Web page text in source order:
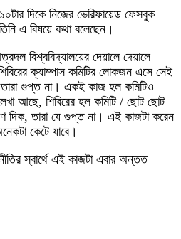
দিকে নিজের ভেরিফায়েড ফেসবুক
এ বিষয়ে কথা বলেছেন।
বিশ্ববিদ্যালয়ের দেয়ালে দেয়ালে
ক্যাম্পাস কমিটির লোকজন এসে সেই
তারা গুপ্ত না। একই কাজ হল কমিটিও
আছে, শিবিরের হল কমিটি / ছোট ছোট
দিক, তারা যে গুপ্ত না। এই কাজটা করেন
কেটে যাবে।
স্বার্থে এই কাজটা এবার অন্তত